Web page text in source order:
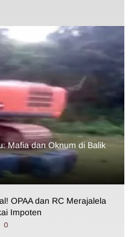
Mafia dan Oknum di Balik
OPAA dan RC Merajalela
Impoten
0